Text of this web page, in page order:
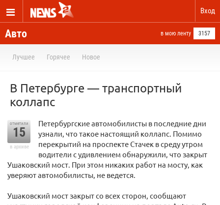
Вход
Авто в мою ленту 3157
Лучшее Горячее Новое
В Петербурге — транспортный
коллапс
отметили
15
в архиве
Петербургские автомобилисты в последние дни
узнали, что такое настоящий коллапс. Помимо
перекрытий на проспекте Стачек в среду утром
водители с удивлением обнаружили, что закрыт
Ушаковский мост. При этом никаких работ на мосту, как
уверяют автомобилисты, не ведется.
Ушаковский мост закрыт со всех сторон, сообщают